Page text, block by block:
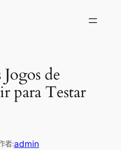
de
para Testar
者:admin